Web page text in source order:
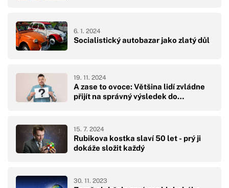
Socialistický autobazar jako zlatý důl
6. 1. 2024
A zase to ovoce: Většina lidí zvládne
přijít na správný výsledek do…
19. 11. 2024
Rubikova kostka slaví 50 let - prý ji
dokáže složit každý
15. 7. 2024
30. 11. 2023